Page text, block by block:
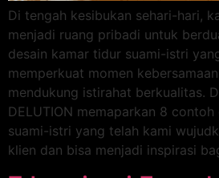
Di tengah kesibukan sehari-hari,
menjadi ruang pribadi untuk
desain kamar tidur suami-istri
memperkuat momen
mendukung istirahat berkualitas.
DELUTION memaparkan 8
suami-istri yang telah kami
klien dan bisa menjadi inspirasi